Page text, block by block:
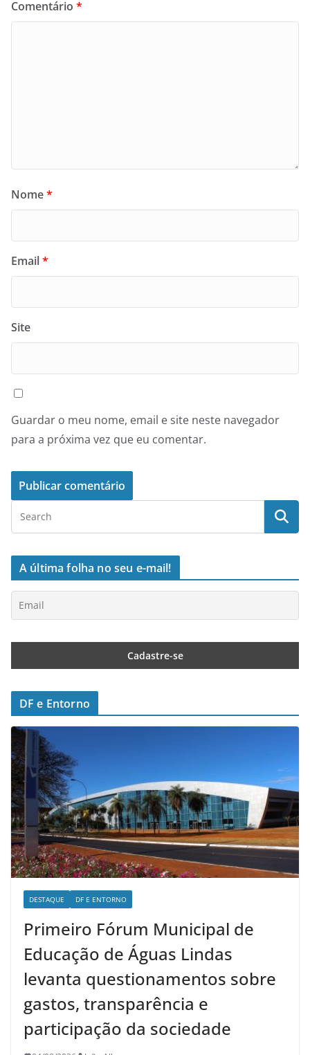
Comentário *
Nome*
Email*
Site
Guardar o meu nome, email e site neste navegador
para a próxima vez que eu comentar.
A última folha no seu e-mail!
DF e Entorno
DESTAQUE DF E ENTORNO
Primeiro Fórum Municipal de
Educação de Águas Lindas
levanta questionamentos sobre
gastos, transparência e
participação da sociedade